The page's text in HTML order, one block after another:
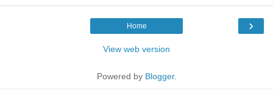
›
Home
View web version
Powered by Blogger.